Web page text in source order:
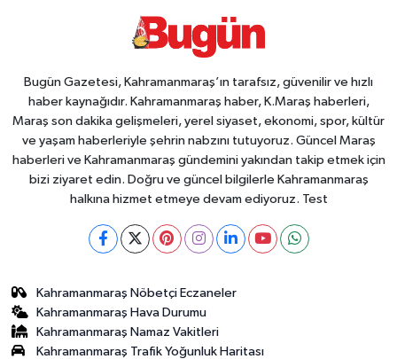
Bugün Gazetesi, Kahramanmaraş’ın tarafsız, güvenilir ve hızlı
haber kaynağıdır. Kahramanmaraş haber, K.Maraş haberleri,
Maraş son dakika gelişmeleri, yerel siyaset, ekonomi, spor, kültür
ve yaşam haberleriyle şehrin nabzını tutuyoruz. Güncel Maraş
haberleri ve Kahramanmaraş gündemini yakından takip etmek için
bizi ziyaret edin. Doğru ve güncel bilgilerle Kahramanmaraş
halkına hizmet etmeye devam ediyoruz. Test
Kahramanmaraş Nöbetçi Eczaneler
Kahramanmaraş Hava Durumu
Kahramanmaraş Namaz Vakitleri
Kahramanmaraş Trafik Yoğunluk Haritası